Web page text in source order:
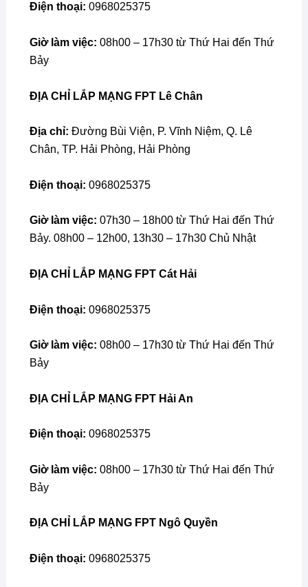
Điện thoại: 0968025375
Giờ làm việc: 08h00 – 17h30 từ Thứ Hai đến Thứ
Bảy
ĐỊA CHỈ LẮP MẠNG FPT Lê Chân
Địa chỉ: Đường Bùi Viện, P. Vĩnh Niệm, Q. Lê
Chân, TP. Hải Phòng, Hải Phòng
Điện thoại: 0968025375
Giờ làm việc: 07h30 – 18h00 từ Thứ Hai đến Thứ
Bảy. 08h00 – 12h00, 13h30 – 17h30 Chủ Nhật
ĐỊA CHỈ LẮP MẠNG FPT Cát Hải
Điện thoại: 0968025375
Giờ làm việc: 08h00 – 17h30 từ Thứ Hai đến Thứ
Bảy
ĐỊA CHỈ LẮP MẠNG FPT Hải An
Điện thoại: 0968025375
Giờ làm việc: 08h00 – 17h30 từ Thứ Hai đến Thứ
Bảy
ĐỊA CHỈ LẮP MẠNG FPT Ngô Quyền
Điện thoại: 0968025375